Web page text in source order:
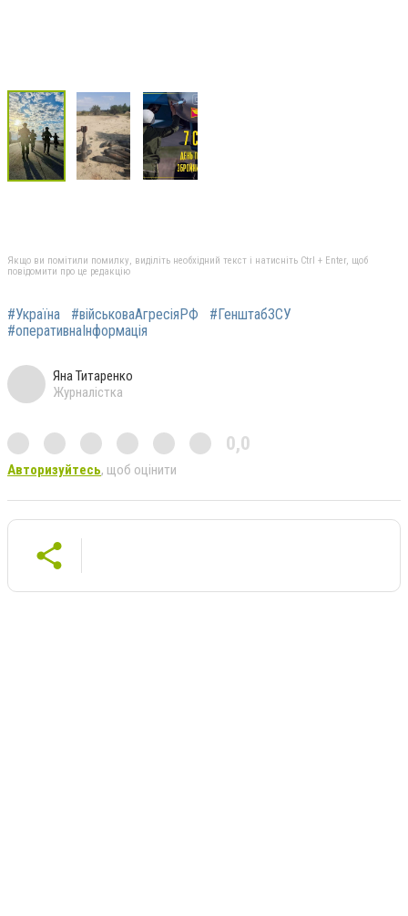
Якщо ви помітили помилку, виділіть необхідний текст і натисніть Ctrl + Enter, щоб
повідомити про це редакцію
#Україна #військоваАгресіяРФ
#ГенштабЗСУ
#оперативнаІнформація
Яна Титаренко
Журналістка
0,0
Авторизуйтесь, щоб оцінити